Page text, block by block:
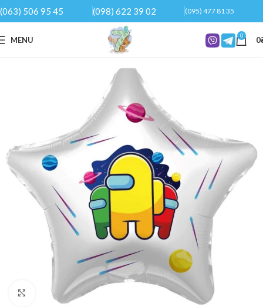
(063) 506 95 45 (098) 622 39 02 (095) 477 81 35
MENU 0 0
Click to enlarge